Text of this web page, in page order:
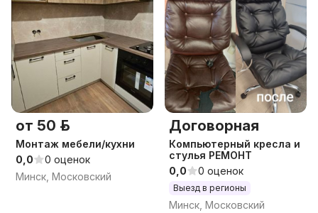
от 50 р.
Монтаж мебели/кухни
0,0
0 оценок
Минск, Московский
Договорная
Компьютерный кресла и
стулья РЕМОНТ
0,0
0 оценок
Выезд в регионы
Минск, Московский